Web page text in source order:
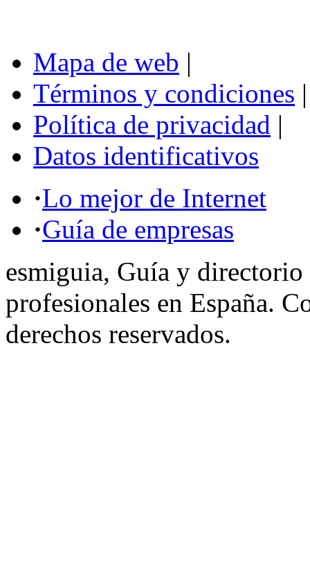
Mapa de web |
Términos y condiciones |
Política de privacidad |
Datos identificativos
·Lo mejor de Internet
·Guía de empresas
esmiguia, Guía y directorio
profesionales en España.
derechos reservados.